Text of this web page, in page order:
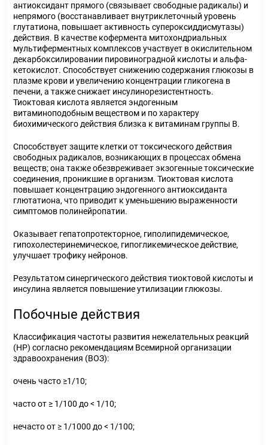
антиоксидант прямого (связывает свободные радикалы) и
непрямого (восстанавливает внутриклеточный уровень
глутатиона, повышает активность супероксиддисмутазы)
действия. В качестве кофермента митохондриальных
мультиферментных комплексов участвует в окислительном
декарбоксилировании пировиноградной кислоты и альфа-
кетокислот. Способствует снижению содержания глюкозы в
плазме крови и увеличению концентрации гликогена в
печени, а также снижает инсулинорезистентность.
Тиоктовая кислота является эндогенным
витаминоподобным веществом и по характеру
биохимического действия близка к витаминам группы В.
Способствует защите клетки от токсического действия
свободных радикалов, возникающих в процессах обмена
веществ; она также обезвреживает экзогенные токсические
соединения, проникшие в организм. Тиоктовая кислота
повышает концентрацию эндогенного антиоксиданта
глютатиона, что приводит к уменьшению выраженности
симптомов полинейропатии.
Оказывает гепатопротекторное, гиполипидемическое,
гипохолестеринемическое, гипогликемическое действие,
улучшает трофику нейронов.
Результатом синергического действия тиоктовой кислоты и
инсулина является повышение утилизации глюкозы.
Побочные действия
Классификация частоты развития нежелательных реакций
(HP) согласно рекомендациям Всемирной организации
здравоохранения (ВОЗ):
очень часто ≥1/10;
часто от ≥ 1/100 до < 1/10;
нечасто от ≥ 1/1000 до < 1/100;